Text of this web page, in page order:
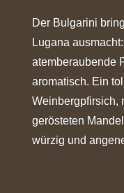
Der Bulgarini
Lugana
atemberaubende
aromatisch. Ein
Weinbergpfirsich,
gerösteten
würzig und